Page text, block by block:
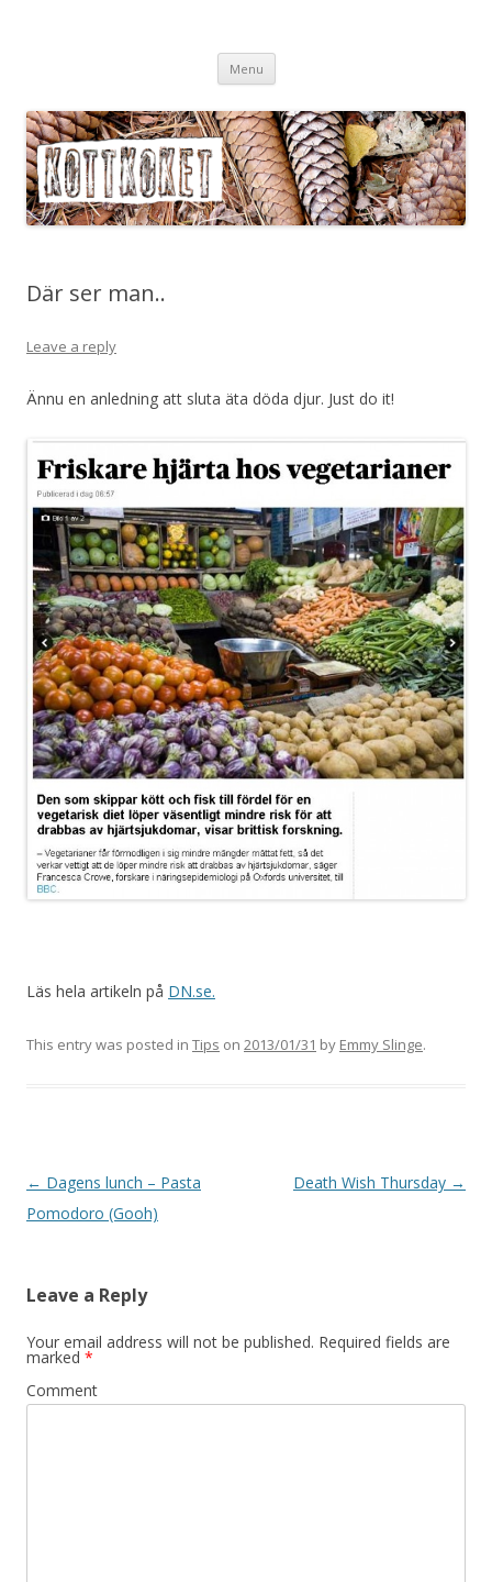
köttvärlden
Menu Skip
content
Där ser man..
Leave a reply
Ännu en anledning att sluta äta döda djur. Just do it!
Läs hela artikeln på DN.se.
This entry was posted in Tips on 2013/01/31 by Emmy Slinge.
Post
navigation
← Dagens lunch – Pasta
Pomodoro (Gooh)
Death Wish Thursday →
Leave a Reply
Your email address will not be published. Required fields are
marked *
Comment